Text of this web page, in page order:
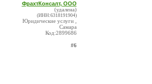
ФрахтКонсалт, ООО
(удалена)
(ИНН:6318191904)
Юридические услуги ,
Самара
Код:2899686
#6